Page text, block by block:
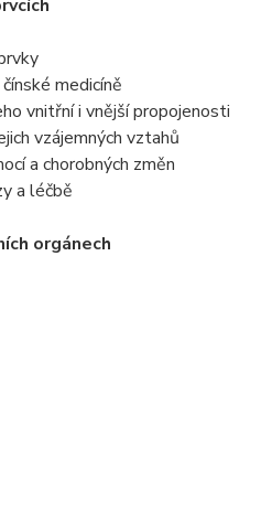
medicíně
vnitřní i vnější propojenosti
vzájemných vztahů
a chorobných změn
a léčbě
orgánech